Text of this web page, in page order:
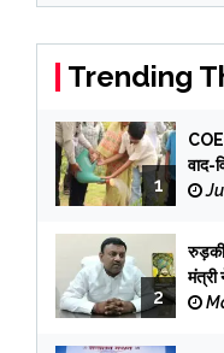
Trending
1
वाद-
2
रुड़की
मंत्री